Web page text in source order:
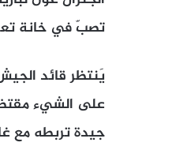
تصبّ في خانة
يَنتظر قائد
على الشيء
جيدة تربطه مع